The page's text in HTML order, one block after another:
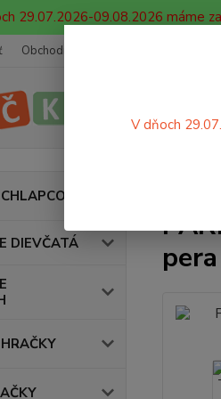
29.07.2026-09.08.2026 máme
Obchodné podmienky
DIEVČATÁ
pera
V dňoch